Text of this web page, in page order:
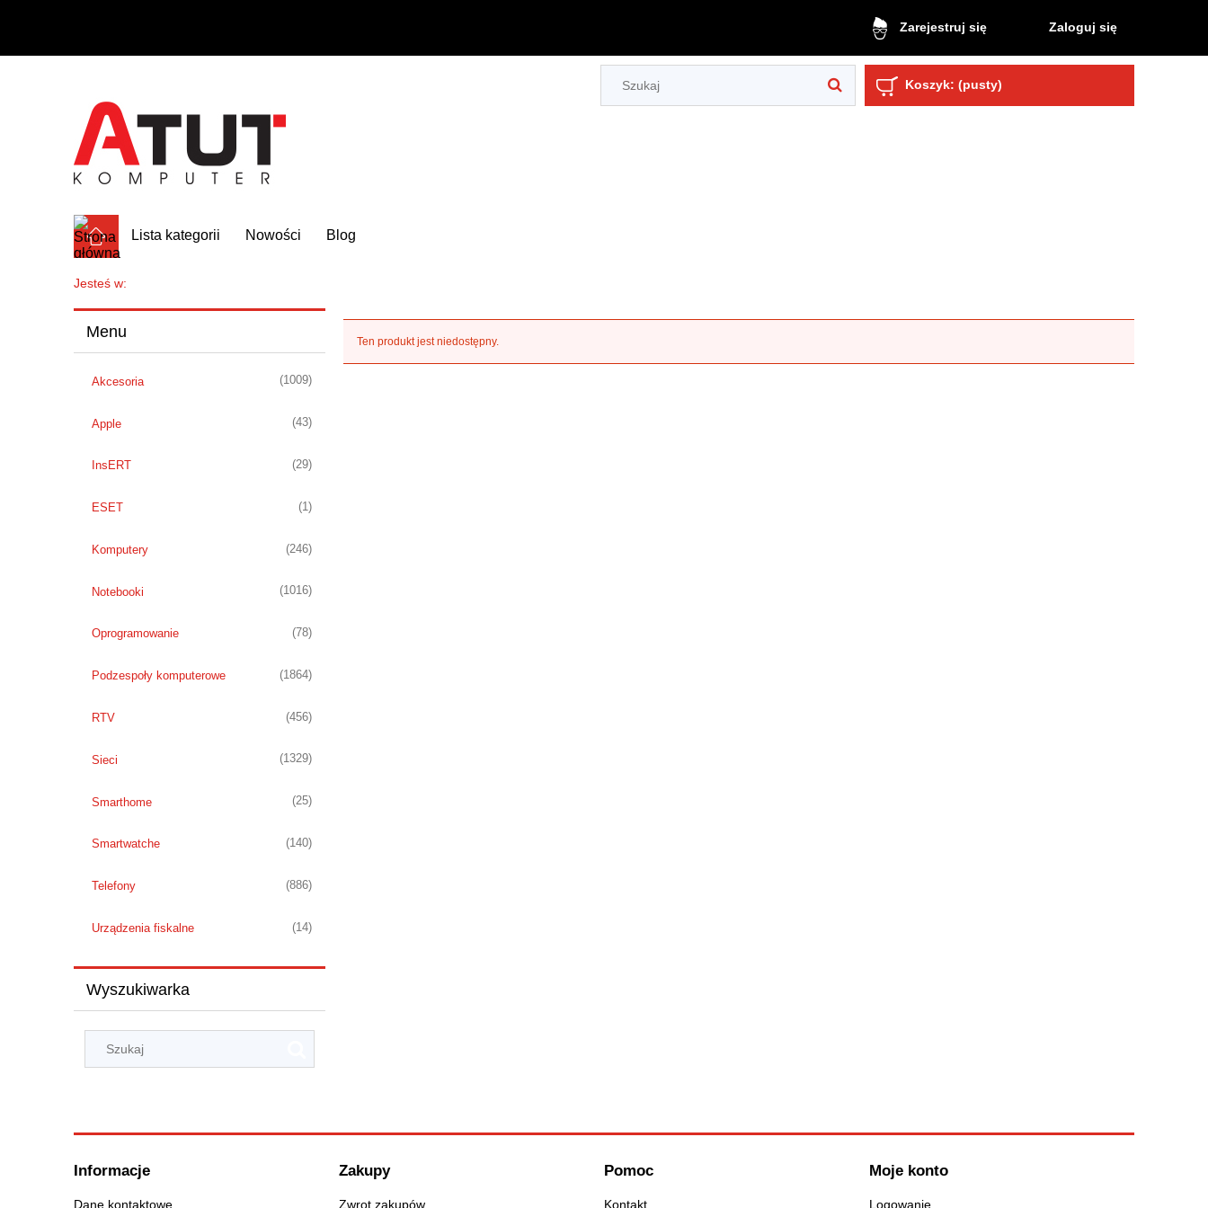
Zarejestruj się Zaloguj się
Koszyk: (pusty)
Lista kategorii Nowości Blog
Jesteś w:
Menu
Akcesoria (1009)
Apple (43)
InsERT (29)
ESET (1)
Komputery (246)
Notebooki (1016)
Oprogramowanie (78)
Podzespoły komputerowe (1864)
RTV (456)
Sieci (1329)
Smarthome (25)
Smartwatche (140)
Telefony (886)
Urządzenia fiskalne (14)
Wyszukiwarka
Ten produkt jest niedostępny.
Informacje
Dane kontaktowe
Zakupy
Zwrot zakupów
Pomoc
Kontakt
Moje konto
Logowanie